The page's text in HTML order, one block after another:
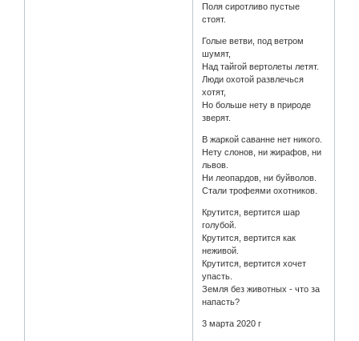
Поля сиротливо пустые
стоят.
Голые ветви, под ветром
шумят,
Над тайгой вертолеты летят.
Люди охотой развлечься
хотят,
Но больше нету в природе
зверят.
В жаркой саванне нет никого.
Нету слонов, ни жирафов, ни
львов.
Ни леопардов, ни буйволов.
Стали трофеями охотников.
Крутится, вертится шар
голубой.
Крутится, вертится как
неживой.
Крутится, вертится хочет
упасть.
Земля без животных - что за
напасть?
3 марта 2020 г